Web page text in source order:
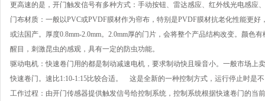
更高速的是， 开门触发信号有多种方式：手动按钮、雷达感应、红外线光电感应
门布材质：一般以PVC或PVDF膜材作为帘布，特别是PVDF膜材抗老化性能更
或法国产。厚度0.8mm-2.0mm。2.0mm厚的门片，会将整个产品结构改变。颜色
醒目，刺激昆虫的感观，具有一定的防虫功能。
驱动电机：快速卷门用的都是制动减速电机，要求制动快且噪音小。一般市场上
快速卷门。速比1:10-1:15比较合适。 这是全新的一种控制方式，运行停止时是
工作过程：由开门传感器提供触发信号给控制系统，控制系统根据快速卷门的当